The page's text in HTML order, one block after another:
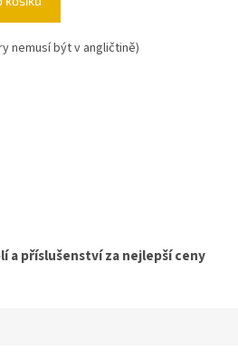
nemusí být v angličtině)
a příslušenství za nejlepší ceny